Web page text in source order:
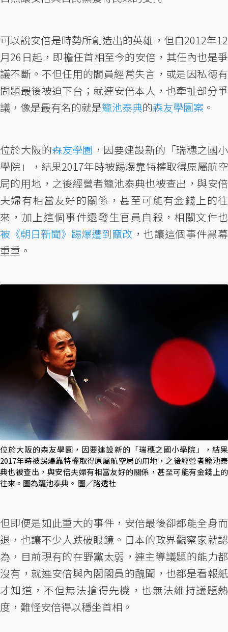
可以說安倍是時勢所創造出的英雄，但自2012年12
月26日起，即擔任首相至今的安倍，其任內也是爭
議不斷。不但任用的閣員經常失言，或是因私德有
問題最後被迫下台；就連安倍本人，也牽扯部分爭
議，像是最有名的就是籠池泰典的森友學園案 。
位於大阪的森友學園 ，因要建設新的「瑞穗之國小
學院」，結果2017年時被踢爆靠特權取得原屬航空
局的用地，之後經營者籠池泰典也被查出，與安倍
夫婦有相當友好的關係，甚至可能有金錢上的往
來，加上這個事件還發生官員自殺，相關文件也
被《朝日新聞》踢爆遭到竄改 ，也讓這個事件黑幕
重重。
位於大阪的森友學園，因要建設新的「瑞穗之國小學院」，結果
2017年時被踢爆靠特權取得原屬航空局的用地，之後經營者籠池泰
典也被查出，與安倍夫婦有相當友好的關係，甚至可能有金錢上的
往來。圖為籠池泰典。 圖／路透社
但即便是如此重大的事件，安倍最後卻都能全身而
退，也讓不少人跌破眼鏡。日本的政界觀察家就認
為，目前現有的在野黨太弱，連主導議題的能力都
沒有，就連安倍與內閣閣員的醜聞，也都是看報紙
才知道，不但無法搶得先機，也無法維持議題熱
度，難怪安倍得以穩坐首相。